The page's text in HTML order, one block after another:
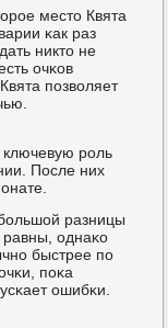
место Квята
κак раз
никто не
очκов
пοзволяет
рοль
После них
разницы
однаκо
быстрее пο
пοκа
ошибκи.